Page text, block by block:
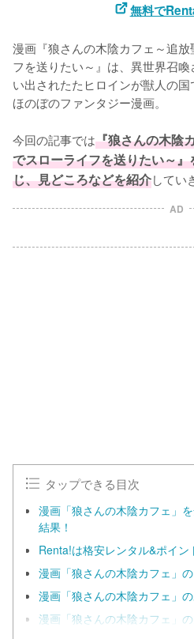
無料で
漫画『狼さんの木陰カフェ～追
フを送りたい～』は、異世界召
い出されたたヒロインが獣人の
ほのぼのファンタジー漫画。
今回の記事では『狼さんの木陰
でスローライフを送りたい～
じ、見どころなどを紹介してい
AD
タップできる目次
漫画「狼さんの木陰カフェ」
結果！
Renta!は格安レンタル&ポイン
漫画「狼さんの木陰カフェ」
漫画「狼さんの木陰カフェ」
漫画「狼さんの木陰カフェ」